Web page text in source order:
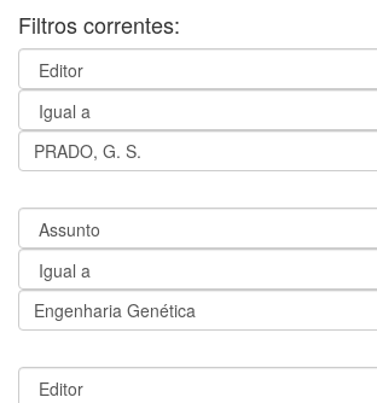
Filtros correntes: